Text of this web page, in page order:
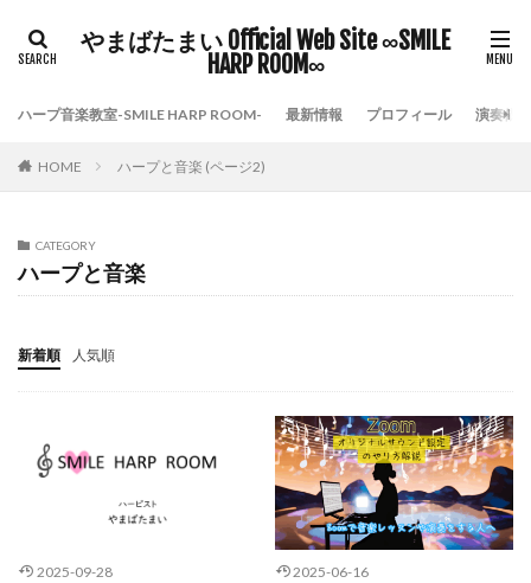
やまばたまい Official Web Site ∞SMILE
HARP ROOM∞
ハープ音楽教室-SMILE HARP ROOM- 最新情報 プロフィール 演奏依頼
HOME ハープと音楽 (ページ2)
CATEGORY
ハープと音楽
新着順 人気順
2025-09-28 2025-06-16